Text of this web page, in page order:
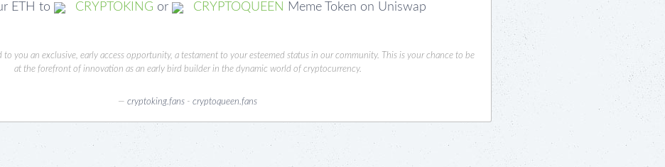
ETH to CRYPTOKING or CRYPTOQUEEN Meme Token on Uniswap
to you an exclusive, early access opportunity, a testament to your esteemed status in our community. This is your chance to be
at the forefront of innovation as an early bird builder in the dynamic world of cryptocurrency.
cryptoking.fans - cryptoqueen.fans